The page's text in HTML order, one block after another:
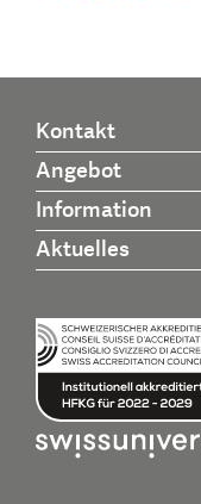
Kontakt
Angebot
Information
Aktuelles